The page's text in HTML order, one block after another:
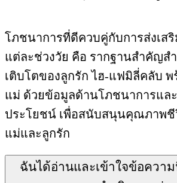
โภชนาการที่ดีควบคู่กับการส่งเส
แต่ละช่วงวัย คือ รากฐานสำคัญส
เติบโตของลูกรัก ไฮ-แฟมิลี่คลับ
แม่ ด้วยข้อมูลด้านโภชนาการแล
ประโยชน์ เพื่อสนับสนุนคุณภาพ
แม่และลูกรัก
ฉันได้อ่านและเข้าใจข้อควา